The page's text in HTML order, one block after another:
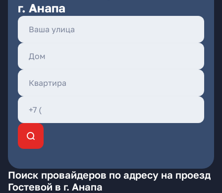
г. Анапа
Поиск провайдеров по адресу на проезд
Гостевой в г. Анапа